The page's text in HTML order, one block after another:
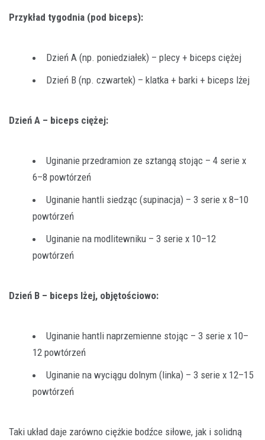
Przykład tygodnia (pod biceps):
Dzień A (np. poniedziałek) – plecy + biceps ciężej
Dzień B (np. czwartek) – klatka + barki + biceps lżej
Dzień A – biceps ciężej:
Uginanie przedramion ze sztangą stojąc – 4 serie x
6–8 powtórzeń
Uginanie hantli siedząc (supinacja) – 3 serie x 8–10
powtórzeń
Uginanie na modlitewniku – 3 serie x 10–12
powtórzeń
Dzień B – biceps lżej, objętościowo:
Uginanie hantli naprzemienne stojąc – 3 serie x 10–
12 powtórzeń
Uginanie na wyciągu dolnym (linka) – 3 serie x 12–15
powtórzeń
Taki układ daje zarówno ciężkie bodźce siłowe, jak i solidną